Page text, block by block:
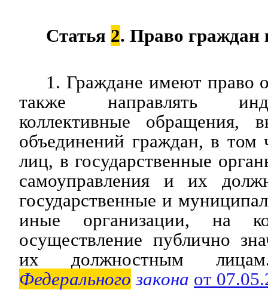
Статья 2. Право граждан
1. Граждане имеют право
также направлять
коллективные обращения,
объединений граждан, в том
лиц, в государственные
самоуправления и их
государственные и
иные организации, на
осуществление публично
их должностным
Федерального закона от